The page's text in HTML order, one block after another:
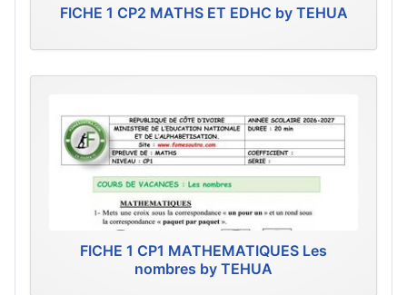
FICHE 1 CP2 MATHS ET EDHC by TEHUA
FICHE 1 CP1 MATHEMATIQUES Les
nombres by TEHUA